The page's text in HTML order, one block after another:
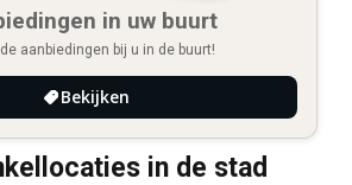
in uw buurt
aanbiedingen bij u in de buurt!
Bekijken
in de stad